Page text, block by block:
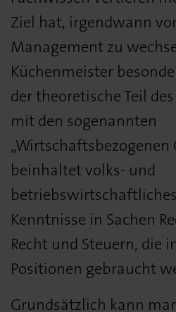
Ziel hat, irgendwann
Management zu
Küchenmeister
der theoretische Teil
mit den sogenannten
beinhaltet volks- und
Kenntnisse in Sachen
Recht und Steuern, die
Positionen gebraucht
Grundsätzlich kann